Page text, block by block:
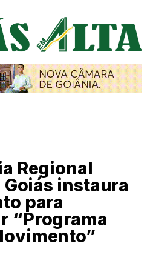
Regional
instaura
para
“Programa